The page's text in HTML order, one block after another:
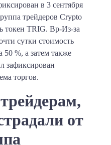
в 3 сентября
трейдеров Crypto
токен TRIG. Bp-Из-за
сутки стоимость
50 %, а затем также
зафиксирован
торгов.
от